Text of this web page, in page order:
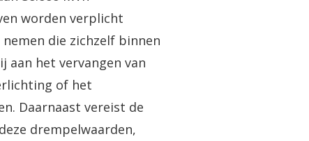
worden verplicht
die zichzelf binnen
aan het vervangen van
of het
Daarnaast vereist de
drempelwaarden,